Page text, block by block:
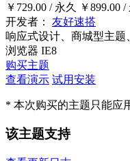
￥729.00 / 永久 ￥899.00 /
开发者：
友好速搭
响应式设计、商城型主
浏览器 IE8
购买主题
查看演示 试用安装
* 本次购买的主题只能应
该主题支持